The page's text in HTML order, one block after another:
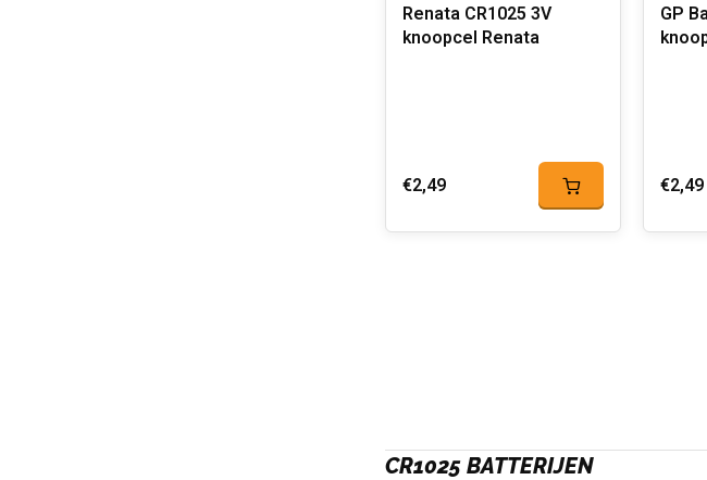
Renata CR1025 3V
knoopcel Renata
€2,49
GP
€2,49
CR1025 BATTERIJEN